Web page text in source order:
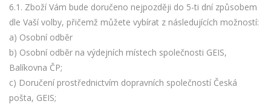
6.1. Zboží Vám bude doručeno nejpozději do 5-ti dní způsobem
dle Vaší volby, přičemž můžete vybírat z následujících možností:
a) Osobní odběr
b) Osobní odběr na výdejních místech společnosti GEIS,
Balíkovna ČP;
c) Doručení prostřednictvím dopravních společností Česká
pošta, GEIS;